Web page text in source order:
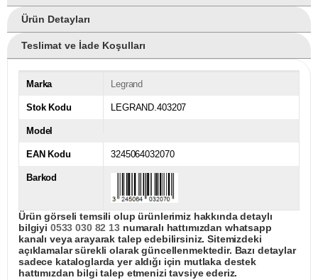
Ürün Detayları
Teslimat ve İade Koşulları
Marka Legrand
Stok Kodu LEGRAND.403207
Model
EAN Kodu 3245064032070
Barkod
Ürün görseli temsili olup ürünlerimiz hakkında detaylı
bilgiyi 0533 030 82 13numaralı hattımızdan whatsapp
kanalı veya arayarak talep edebilirsiniz. Sitemizdeki
açıklamalar sürekli olarak güncellenmektedir. Bazı detaylar
sadece kataloglarda yer aldığı için mutlaka destek
hattımızdan bilgi talep etmenizi tavsiye ederiz.